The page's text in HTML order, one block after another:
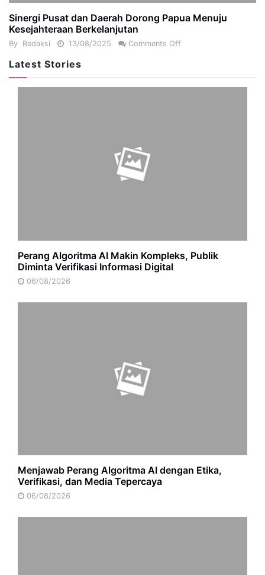
Sinergi Pusat dan Daerah Dorong Papua Menuju
Kesejahteraan Berkelanjutan
By Redaksi 13/08/2025 Comments Off
Latest Stories
Perang Algoritma AI Makin Kompleks, Publik
Diminta Verifikasi Informasi Digital
06/08/2026
Menjawab Perang Algoritma AI dengan Etika,
Verifikasi, dan Media Tepercaya
06/08/2026